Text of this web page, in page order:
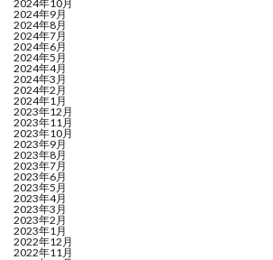
2024年10月
2024年9月
2024年8月
2024年7月
2024年6月
2024年5月
2024年4月
2024年3月
2024年2月
2024年1月
2023年12月
2023年11月
2023年10月
2023年9月
2023年8月
2023年7月
2023年6月
2023年5月
2023年4月
2023年3月
2023年2月
2023年1月
2022年12月
2022年11月